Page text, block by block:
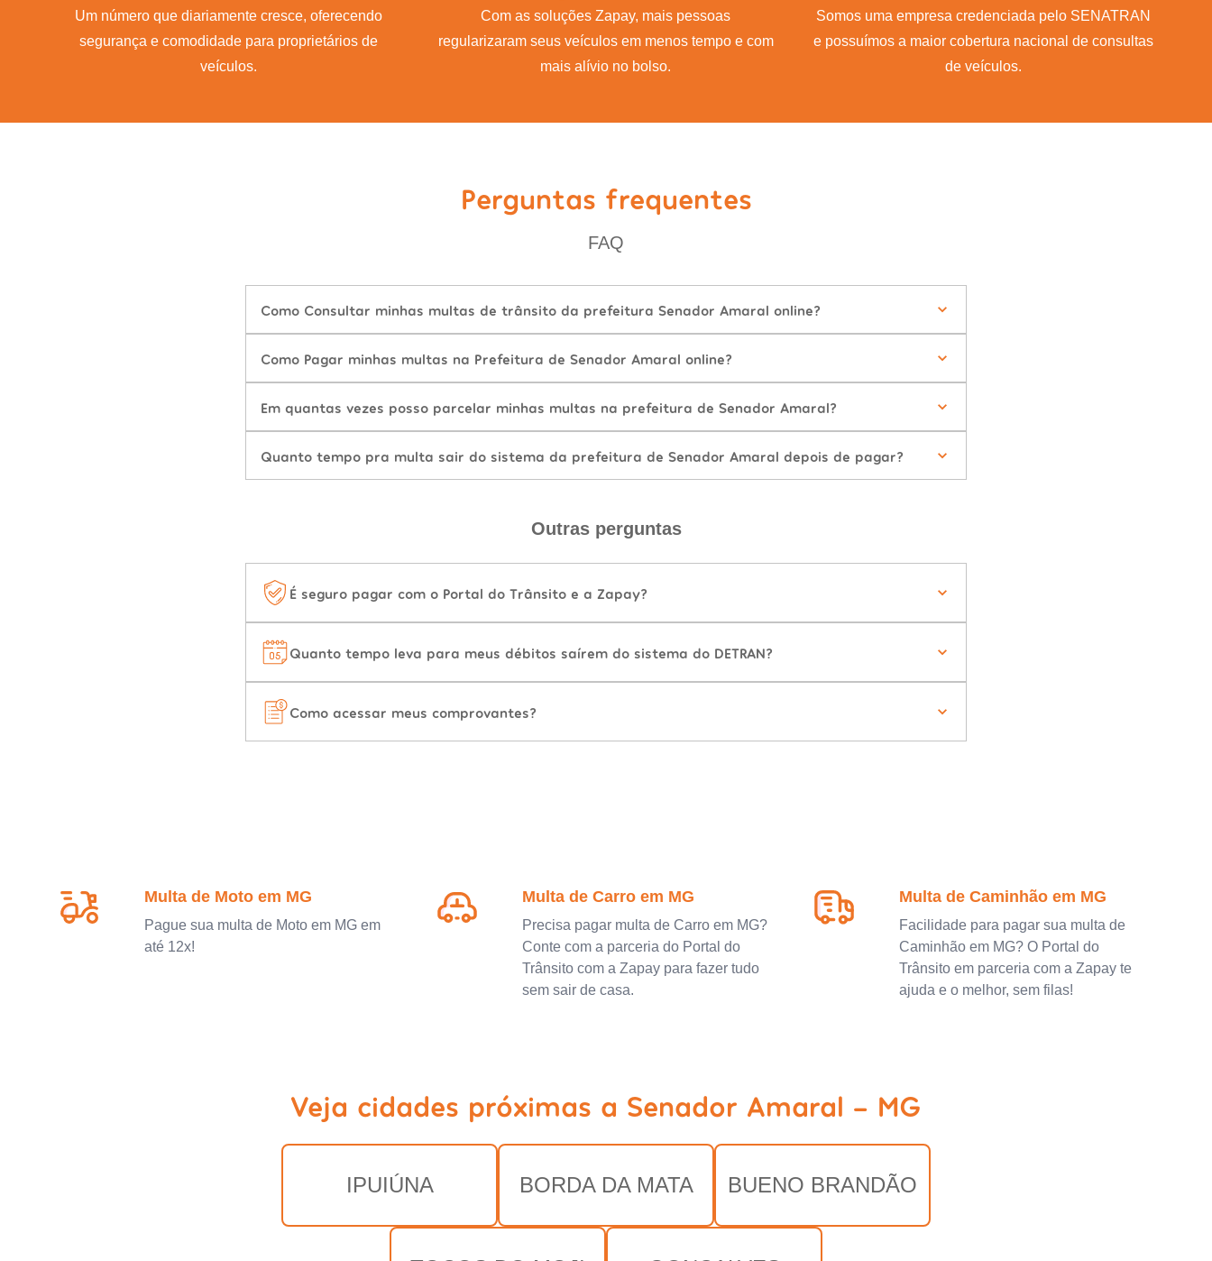
Um número que diariamente cresce, oferecendo
segurança e comodidade para proprietários de
veículos.
Com as soluções Zapay, mais pessoas
regularizaram seus veículos em menos tempo e com
mais alívio no bolso.
Somos uma empresa credenciada pelo SENATRAN
e possuímos a maior cobertura nacional de consultas
de veículos.
Perguntas frequentes
FAQ
Como Consultar minhas multas de trânsito da prefeitura Senador Amaral online?
Como Pagar minhas multas na Prefeitura de Senador Amaral online?
Em quantas vezes posso parcelar minhas multas na prefeitura de Senador Amaral?
Quanto tempo pra multa sair do sistema da prefeitura de Senador Amaral depois de pagar?
Outras perguntas
É seguro pagar com o Portal do Trânsito e a Zapay?
Quanto tempo leva para meus débitos saírem do sistema do DETRAN?
Como acessar meus comprovantes?
Multa de Moto em MG
Pague sua multa de Moto em MG em
até 12x!
Multa de Carro em MG
Precisa pagar multa de Carro em MG?
Conte com a parceria do Portal do
Trânsito com a Zapay para fazer tudo
sem sair de casa.
Multa de Caminhão em MG
Facilidade para pagar sua multa de
Caminhão em MG? O Portal do
Trânsito em parceria com a Zapay te
ajuda e o melhor, sem filas!
Veja cidades próximas a Senador Amaral - MG
IPUIÚNA BORDA DA MATA BUENO BRANDÃO